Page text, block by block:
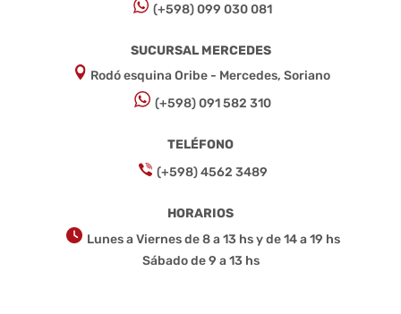
(+598) 099 030 081
SUCURSAL MERCEDES
Rodó esquina Oribe - Mercedes, Soriano
(+598) 091 582 310
TELÉFONO
(+598) 4562 3489
HORARIOS
Lunes a Viernes de 8 a 13 hs y de 14 a 19 hs
Sábado de 9 a 13 hs